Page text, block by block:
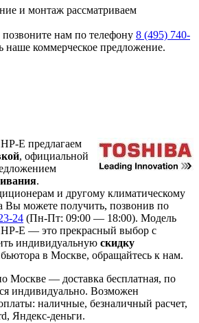
и монтаж рассматриваем
нам по телефону 8 (495) 740-
наше коммерческое предложение.
E предлагаем
, официальной
.
и другому климатическому
Вы можете получить, позвонив по
24 (Пн-Пт: 09:00 — 18:00). Модель
E — это прекрасный выбор с
индивидуальную скидку
в Москве, обращайтесь к нам.
Москве — доставка бесплатная, по
индивидуально. Возможен
наличные, безналичный расчет,
Яндекс-деньги.